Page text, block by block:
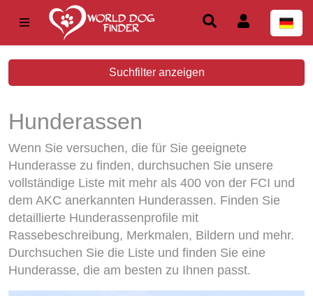
Suchfilter anzeigen
Hunderassen
Wenn Sie versuchen, die für Sie geeignete
Hunderasse zu finden, durchsuchen Sie unsere
vollständige Liste mit mehr als 400 von der FCI und
dem AKC anerkannten Hunderassen. Finden Sie
detaillierte Hunderassenprofile mit
Rassebeschreibung, Merkmalen, Bildern und mehr.
Durchsuchen Sie die Liste und finden Sie eine
Hunderasse, die am besten zu Ihnen passt.